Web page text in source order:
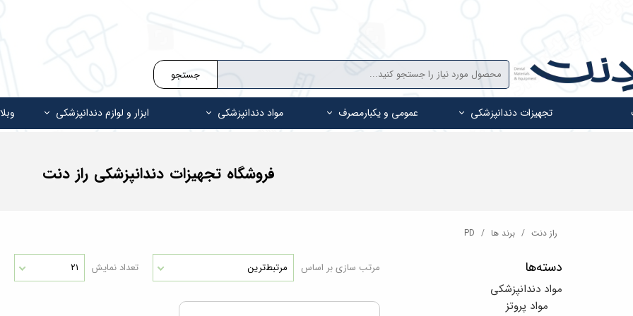
جستجو
تجهیزات دندانپزشکی عمومی و یکبارمصرف مواد دندانپزشکی ابزار و لوازم دندانپزشکی
فروشگاه تجهیزات دندانپزشکی راز دنت
راز دنت برند ها PD
دسته‌ها
مواد دندانپزشکی
مواد پروتز
مرتب سازی بر اساس مرتبط‌ترین تعداد نمایش ۲۱